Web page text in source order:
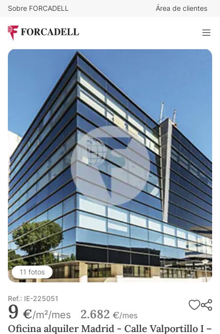
Sobre FORCADELL Área de clientes
Oficina alquiler Madrid - Calle Valportillo I – Alcobendas
298 m²
11 fotos
Ref.: IE-225051
9 €/m²/mes 2.682 €/mes
Oficina alquiler Madrid - Calle Valportillo I –